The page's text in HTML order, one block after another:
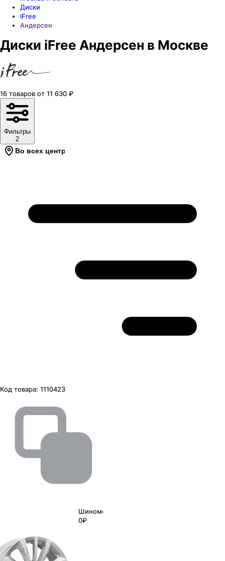
Диски
iFree
Андерсен
Диски iFree Андерсен в Москве
16 товаров от 11 630 ₽
Фильтры
2
Во всех центрах
Код товара: 1110423
Шиномонтаж
0₽